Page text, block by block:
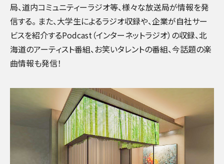
局、道内コミュニティーラジオ等、様々な放送局が情報を発
信する。 また、大学生によるラジオ収録や、企業が自社サー
ビスを紹介するPodcast（インターネットラジオ）の収録、北
海道のアーティスト番組、お笑いタレントの番組、今話題の楽
曲情報も発信！